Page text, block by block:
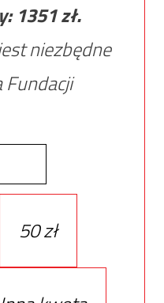
1351zł.
niezbędne
50 zł